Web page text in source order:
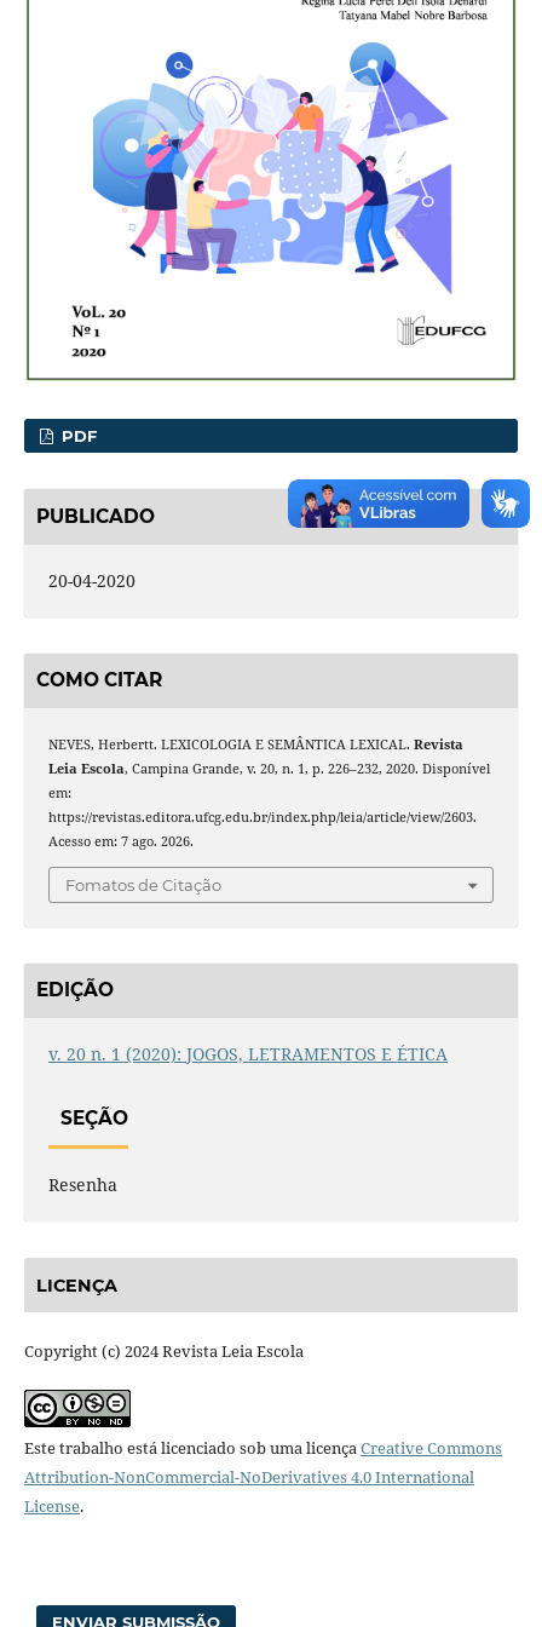
PDF
PUBLICADO
20-04-2020
COMO CITAR
NEVES, Herbertt. LEXICOLOGIA E SEMÂNTICA LEXICAL. Revista
Leia Escola, Campina Grande, v. 20, n. 1, p. 226–232, 2020. Disponível
em:
https://revistas.editora.ufcg.edu.br/index.php/leia/article/view/2603.
Acesso em: 7 ago. 2026.
Fomatos de Citação
EDIÇÃO
v. 20 n. 1 (2020): JOGOS, LETRAMENTOS E ÉTICA
SEÇÃO
Resenha
LICENÇA
Copyright (c) 2024 Revista Leia Escola
Este trabalho está licenciado sob uma licençaCreative Commons
Attribution-NonCommercial-NoDerivatives 4.0 International
License.
ENVIAR SUBMISSÃO